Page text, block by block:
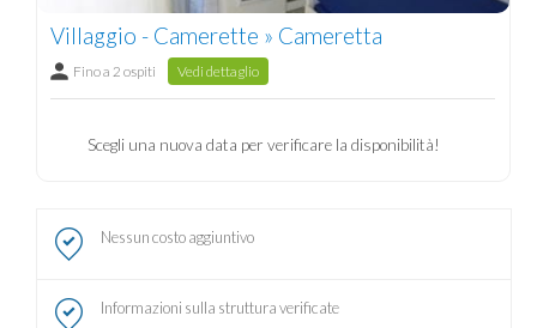
Villaggio - Camerette » Cameretta
Fino a 2 ospiti Vedi dettaglio
Scegli una nuova data per verificare la disponibilità!
Nessun costo aggiuntivo
Informazioni sulla struttura verificate